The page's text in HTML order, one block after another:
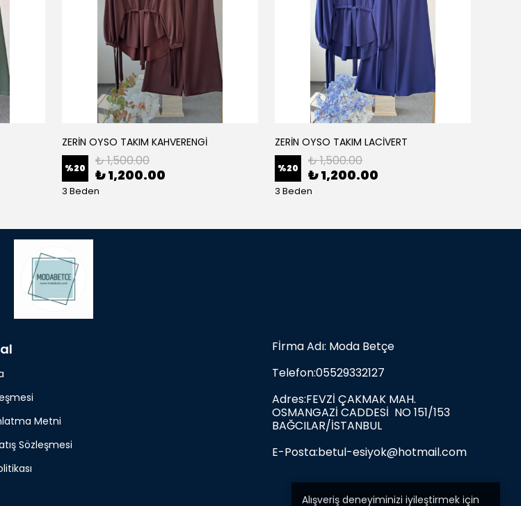
Alışveriş deneyiminizi iyileştirmek için
ZERİN OYSO TAKIM KAHVERENGİ
%20 ₺ 1,500.00
₺ 1,200.00
3 Beden
ZERİN OYSO TAKIM LACİVERT
%20 ₺ 1,500.00
₺ 1,200.00
3 Beden
Metni
Sözleşmesi
Fİrma Adı: Moda Betçe
Telefon:05529332127
Adres:FEVZİ ÇAKMAK MAH.
OSMANGAZİ CADDESİ NO 151/153
BAĞCILAR/İSTANBUL
E-Posta:betul-esiyok@hotmail.com